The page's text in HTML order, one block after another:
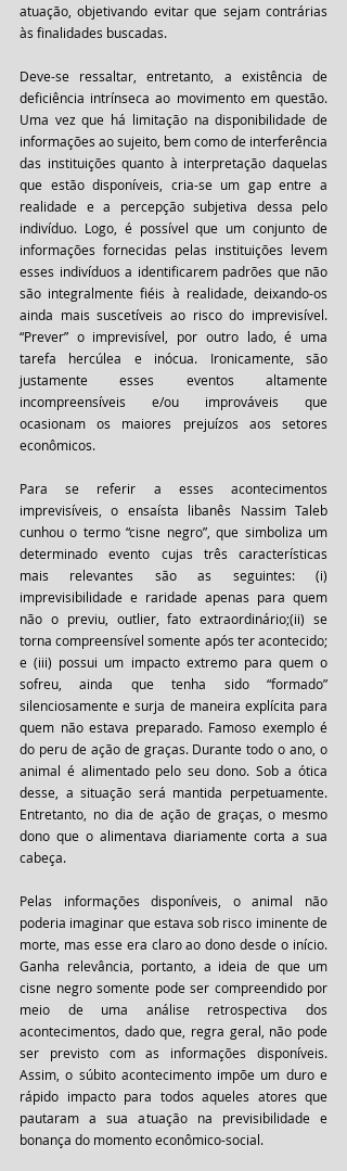
atuação, objetivando evitar que sejam contrárias
às finalidades buscadas.
Deve-se ressaltar, entretanto, a existência de
deficiência intrínseca ao movimento em questão.
Uma vez que há limitação na disponibilidade de
informações ao sujeito, bem como de interferência
das instituições quanto à interpretação daquelas
que estão disponíveis, cria-se um gap entre a
realidade e a percepção subjetiva dessa pelo
indivíduo. Logo, é possível que um conjunto de
informações fornecidas pelas instituições levem
esses indivíduos a identificarem padrões que não
são integralmente fiéis à realidade, deixando-os
ainda mais suscetíveis ao risco do imprevisível.
“Prever” o imprevisível, por outro lado, é uma
tarefa hercúlea e inócua. Ironicamente, são
justamente esses eventos altamente
incompreensíveis e/ou improváveis que
ocasionam os maiores prejuízos aos setores
econômicos.
Para se referir a esses acontecimentos
imprevisíveis, o ensaísta libanês Nassim Taleb
cunhou o termo “cisne negro”, que simboliza um
determinado evento cujas três características
mais relevantes são as seguintes: (i)
imprevisibilidade e raridade apenas para quem
não o previu, outlier, fato extraordinário;(ii) se
torna compreensível somente após ter acontecido;
e (iii) possui um impacto extremo para quem o
sofreu, ainda que tenha sido “formado”
silenciosamente e surja de maneira explícita para
quem não estava preparado. Famoso exemplo é
do peru de ação de graças. Durante todo o ano, o
animal é alimentado pelo seu dono. Sob a ótica
desse, a situação será mantida perpetuamente.
Entretanto, no dia de ação de graças, o mesmo
dono que o alimentava diariamente corta a sua
cabeça.
Pelas informações disponíveis, o animal não
poderia imaginar que estava sob risco iminente de
morte, mas esse era claro ao dono desde o início.
Ganha relevância, portanto, a ideia de que um
cisne negro somente pode ser compreendido por
meio de uma análise retrospectiva dos
acontecimentos, dado que, regra geral, não pode
ser previsto com as informações disponíveis.
Assim, o súbito acontecimento impõe um duro e
rápido impacto para todos aqueles atores que
pautaram a sua atuação na previsibilidade e
bonança do momento econômico-social.